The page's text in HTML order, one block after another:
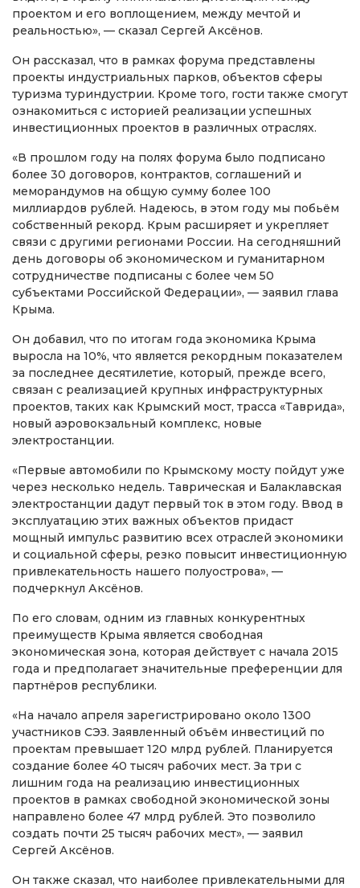
проектом и его воплощением, между мечтой и
реальностью», — сказал Сергей Аксёнов.
Он рассказал, что в рамках форума представлены
проекты индустриальных парков, объектов сферы
туризма туриндустрии. Кроме того, гости также смогут
ознакомиться с историей реализации успешных
инвестиционных проектов в различных отраслях.
«В прошлом году на полях форума было подписано
более 30 договоров, контрактов, соглашений и
меморандумов на общую сумму более 100
миллиардов рублей. Надеюсь, в этом году мы побьём
собственный рекорд. Крым расширяет и укрепляет
связи с другими регионами России. На сегодняшний
день договоры об экономическом и гуманитарном
сотрудничестве подписаны с более чем 50
субъектами Российской Федерации», — заявил глава
Крыма.
Он добавил, что по итогам года экономика Крыма
выросла на 10%, что является рекордным показателем
за последнее десятилетие, который, прежде всего,
связан с реализацией крупных инфраструктурных
проектов, таких как Крымский мост, трасса «Таврида»,
новый аэровокзальный комплекс, новые
электростанции.
«Первые автомобили по Крымскому мосту пойдут уже
через несколько недель. Таврическая и Балаклавская
электростанции дадут первый ток в этом году. Ввод в
эксплуатацию этих важных объектов придаст
мощный импульс развитию всех отраслей экономики
и социальной сферы, резко повысит инвестиционную
привлекательность нашего полуострова», —
подчеркнул Аксёнов.
По его словам, одним из главных конкурентных
преимуществ Крыма является свободная
экономическая зона, которая действует с начала 2015
года и предполагает значительные преференции для
партнёров республики.
«На начало апреля зарегистрировано около 1300
участников СЭЗ. Заявленный объём инвестиций по
проектам превышает 120 млрд рублей. Планируется
создание более 40 тысяч рабочих мест. За три с
лишним года на реализацию инвестиционных
проектов в рамках свободной экономической зоны
направлено более 47 млрд рублей. Это позволило
создать почти 25 тысяч рабочих мест», — заявил
Сергей Аксёнов.
Он также сказал, что наиболее привлекательными для